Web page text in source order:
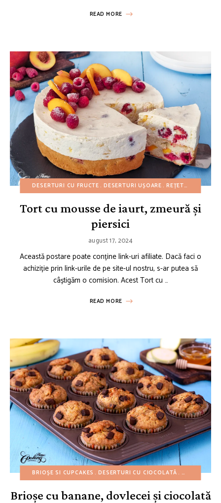
READ MORE
DESERTURI CU FRUCTE DESERTURI UȘOARE REȚETE AMERICANE
Tort cu mousse de iaurt, zmeură și
piersici
august 17, 2024
Această postare poate conține link-uri afiliate. Dacă faci o
achiziție prin link-urile de pe site-ul nostru, s-ar putea să
câștigăm o comision. Acest Tort cu …
READ MORE
BRIOȘE SI CUPCAKES DESERTURI CU CIOCOLATĂ DESERTURI
Brioșe cu banane, dovlecei și ciocolată